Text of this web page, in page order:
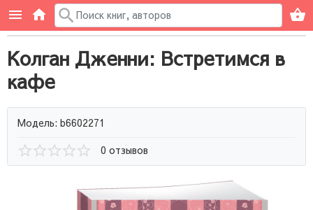
Колган Дженни: Встретимся в
кафе
Модель: b6602271
0 отзывов